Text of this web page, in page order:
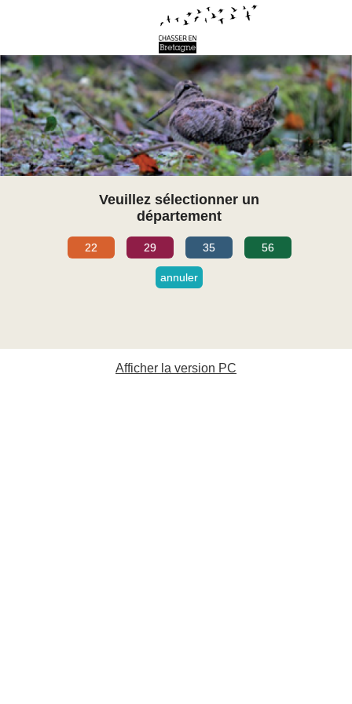
Veuillez sélectionner un
département
22 29 35 56
annuler
Afficher la version PC